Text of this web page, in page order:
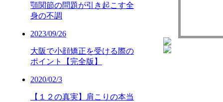
顎関節の問題が引き起こす全
身の不調
2023/09/26
大阪で小顔矯正を受ける際の
ポイント【完全版】
2020/02/3
【１２の真実】肩こりの本当